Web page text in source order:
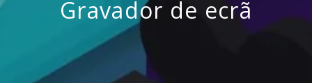
Gravador de ecrã